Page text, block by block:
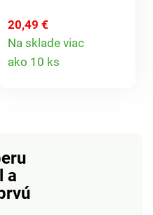
pripomienkou
milovanej osoby.
20,49 €
Na sklade viac
ako 10 ks
a